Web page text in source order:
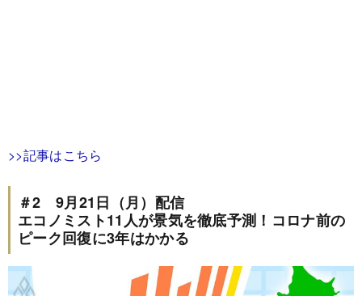
>>記事はこちら
＃2 9月21日（月）配信
エコノミスト11人が景気を徹底予測！コロナ前の
ピーク回復に3年はかかる